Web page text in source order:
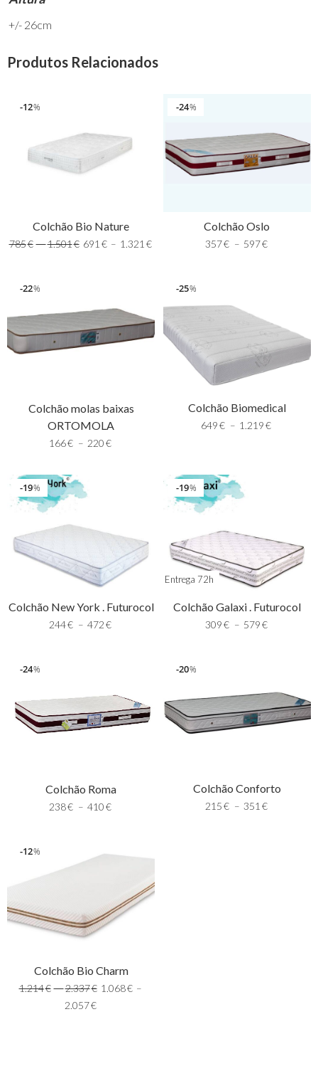
+/- 26cm
Produtos Relacionados
%
12
Colchão Bio Nature
785€ –1.501€ 691 € – 1.321 €
%
24
Colchão Oslo
357€ – 597€
%
22
Colchão molas baixas
ORTOMOLA
166€ – 220€
%
25
Colchão Biomedical
649 € – 1.219 €
%
19
Colchão New York . Futurocol
244€ – 472€
Entrega 72h
%
19
Colchão Galaxi . Futurocol
309€ – 579€
%
24
Colchão Roma
238€ – 410€
%
20
Colchão Conforto
215€ – 351€
%
12
Colchão Bio Charm
1.214€ –2.337€ 1.068€ –
2.057€